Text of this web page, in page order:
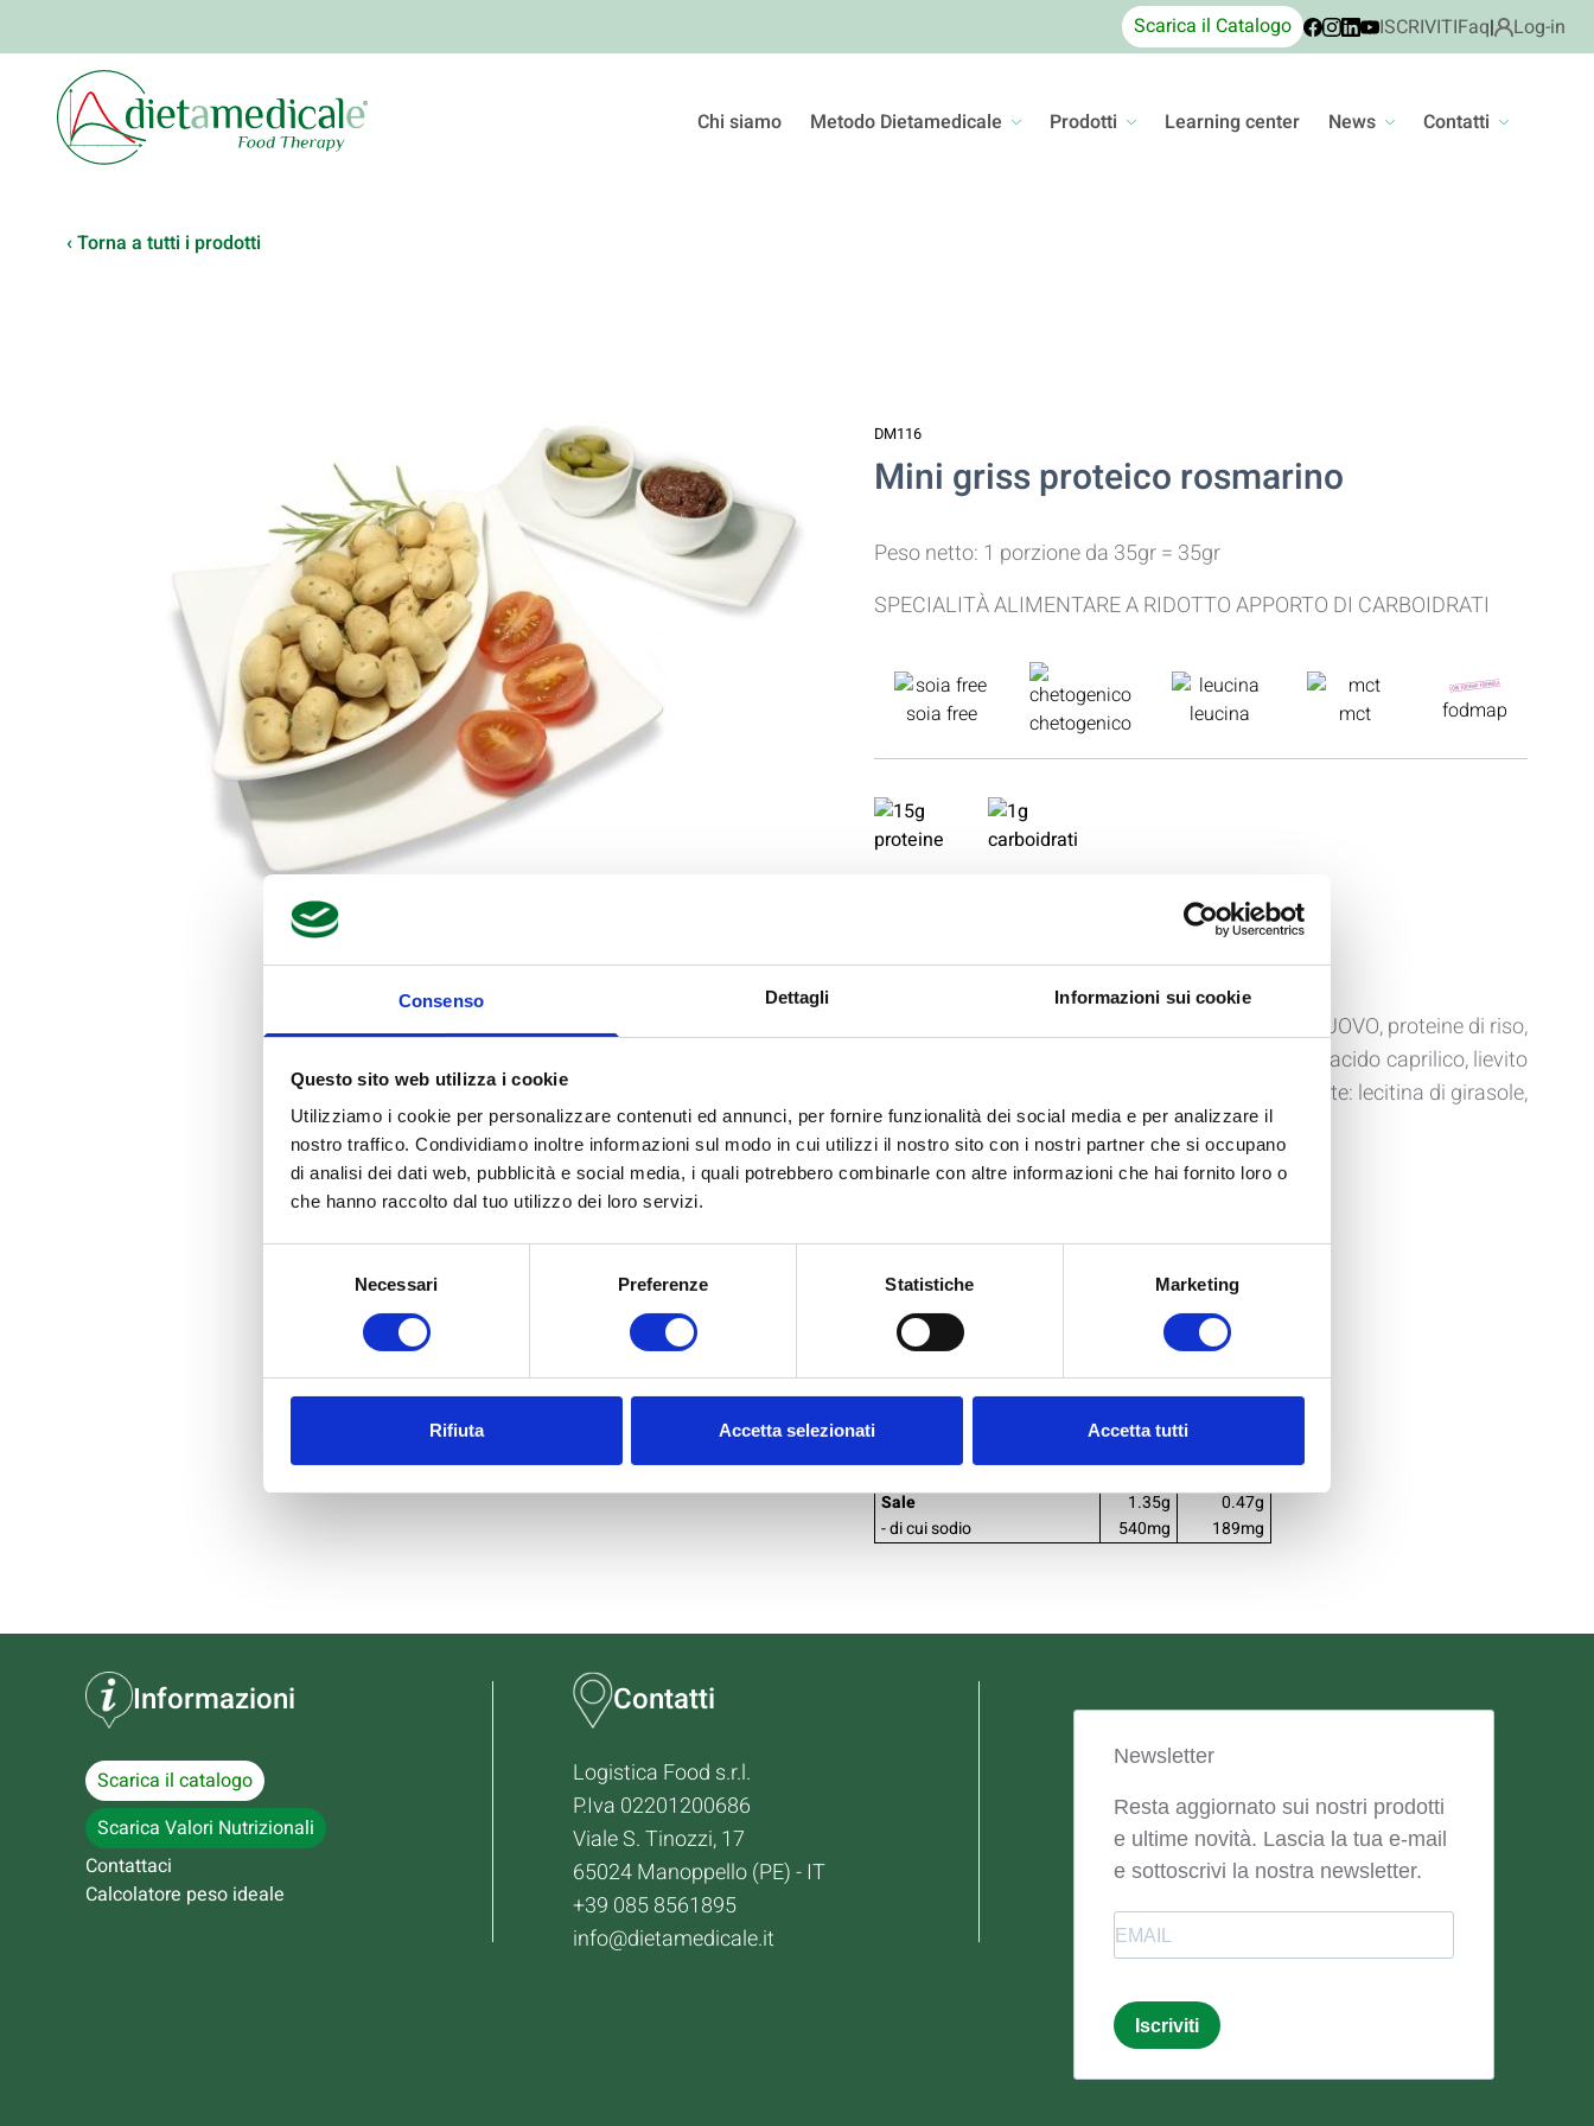
Consenso Dettagli Informazioni sui cookie
Questo sito web utilizza i cookie
Utilizziamo i cookie per personalizzare contenuti ed annunci, per fornire funzionalità dei social media e per analizzare il
nostro traffico. Condividiamo inoltre informazioni sul modo in cui utilizzi il nostro sito con i nostri partner che si occupano
di analisi dei dati web, pubblicità e social media, i quali potrebbero combinarle con altre informazioni che hai fornito loro o
che hanno raccolto dal tuo utilizzo dei loro servizi.
Necessari Preferenze Statistiche Marketing
Rifiuta Accetta selezionati Accetta tutti
Scarica il Catalogo ISCRIVITIFaq| Log-in
Chi siamo Metodo Dietamedicale Prodotti Learning center News Contatti
‹ Torna a tutti i prodotti
DM116
Mini griss proteico rosmarino
Peso netto: 1 porzione da 35gr = 35gr
SPECIALITÀ ALIMENTARE A RIDOTTO APPORTO DI CARBOIDRATI
soia free chetogenico leucina mct fodmap
proteine d'AVENA, proteine del GRANO, albume d'UOVO, proteine di riso,
fibra di FRUMENTO, fibra di acacia, olio di cocco, acido caprilico, lievito
naturale, rosmarino (3%), sale iodato, emulsionante: lecitina di girasole,
e471, L-leucina.
Energia
360 Kcal
126 Kcal
1507 KJ
527 KJ
Grassi
12.00g
4.20g
Carboidrati
4.00g
1.40g
1.00g
Sale
1.35g
0.47g
- di cui sodio
540mg 189mg
Informazioni
Scarica il catalogo
Scarica Valori Nutrizionali
Contattaci
Calcolatore peso ideale
Contatti
Logistica Food s.r.l.
P.Iva 02201200686
Viale S. Tinozzi, 17
65024 Manoppello (PE) - IT
+39 085 8561895
info@dietamedicale.it
Newsletter
Resta aggiornato sui nostri prodotti
e ultime novità. Lascia la tua e-mail
e sottoscrivi la nostra newsletter.
Email
Iscriviti